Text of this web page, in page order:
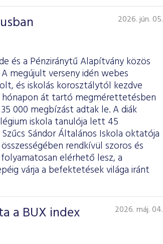
2026. jún. 05.
és a Pénziránytű Alapítvány közös
megújult verseny idén webes
és iskolás korosztálytól kezdve
át tartó megmérettetésben
000 megbízást adtak le. A diák
iskola tanulója lett 45
Sándor Általános Iskola oktatója
rendkívül szoros és
elérhető lesz, a
várja a befektetések világa iránt
a BUX index
2026. máj. 04.